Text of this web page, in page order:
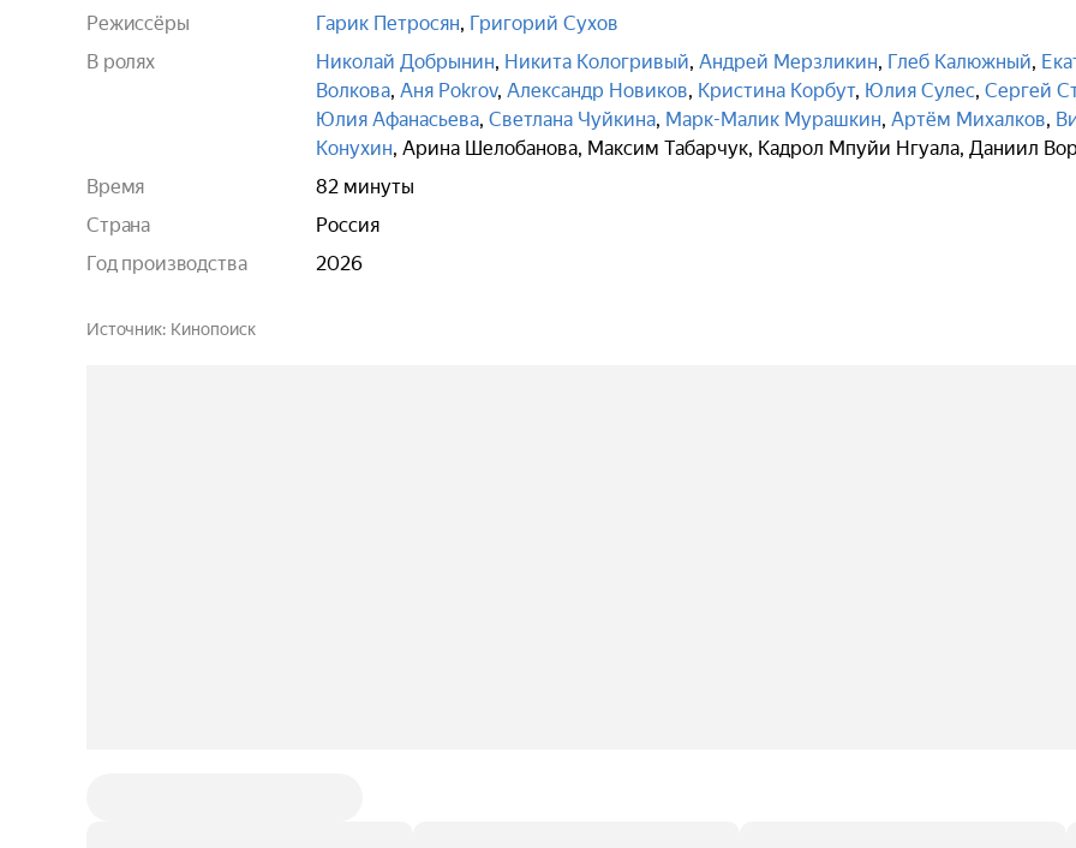
Режиссёры
Гарик Петросян, Григорий Сухов
В ролях
Николай Добрынин, Никита Кологривый, Андрей Мерзликин, Глеб Калюжный,
Волкова, Аня Pokrov, Александр Новиков, Кристина Корбут, Юлия Сулес, Сергей
Юлия Афанасьева, Светлана Чуйкина, Марк-Малик Мурашкин, Артём Михалков,
Конухин, Арина Шелобанова, Максим Табарчук, Кадрол Мпуйи Нгуала, Даниил
Время
82 минуты
Страна
Россия
Год производства
2026
Источник Кинопоиск